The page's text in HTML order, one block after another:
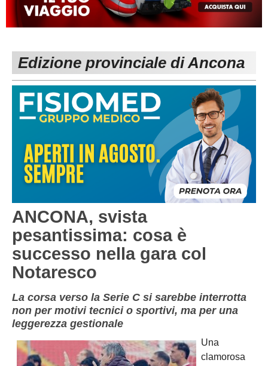
MACERATA
Carica la tua Rosa
ECCELLENZA
1^ CATEGORIA
2^ CATEGORIA
3^ CATEGORIA
REGIONALI
Edizione provinciale di Ancona
ANCONA, svista
pesantissima: cosa è
successo nella gara col
Notaresco
La corsa verso la Serie C si sarebbe interrotta
non per motivi tecnici o sportivi, ma per una
leggerezza gestionale
Una
clamorosa